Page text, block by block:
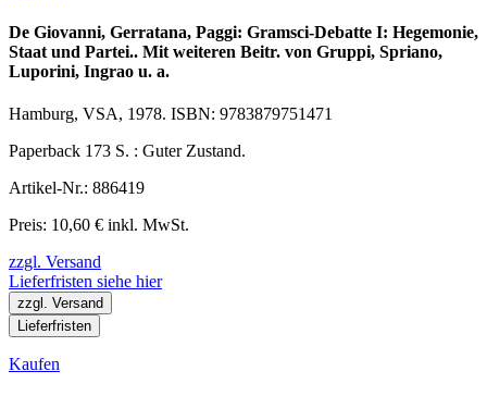
De Giovanni, Gerratana, Paggi: Gramsci-Debatte I: Hegemonie,
Staat und Partei.. Mit weiteren Beitr. von Gruppi, Spriano,
Luporini, Ingrao u. a.
Hamburg, VSA, 1978. ISBN: 9783879751471
Paperback 173 S. : Guter Zustand.
Artikel-Nr.: 886419
Preis: 10,60 € inkl. MwSt.
zzgl. Versand
Lieferfristen siehe hier
zzgl. Versand
Lieferfristen
Kaufen